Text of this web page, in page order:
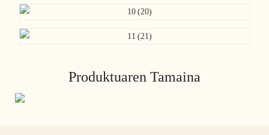
Produktuaren Tamaina